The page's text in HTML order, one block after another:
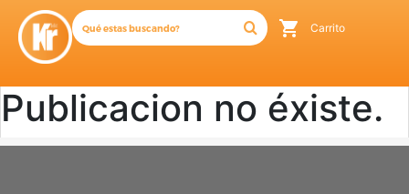
Carrito
Publicacion no éxiste.